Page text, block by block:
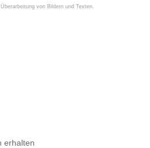
von Bildern und Texten.
erhalten